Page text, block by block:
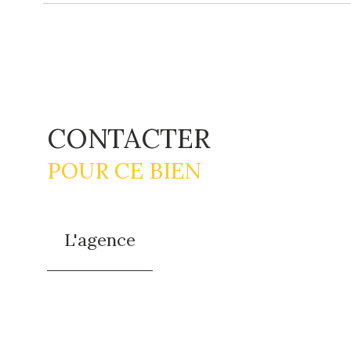
CONTACTER
POUR CE BIEN
L'agence